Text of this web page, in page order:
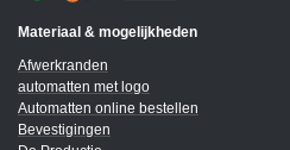
Materiaal & mogelijkheden
Afwerkranden
automatten met logo
Automatten online bestellen
Bevestigingen